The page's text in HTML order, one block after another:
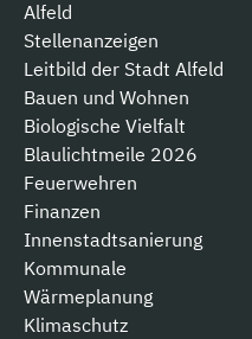
Alfeld
Stellenanzeigen
Leitbild der Stadt Alfeld
Bauen und Wohnen
Biologische Vielfalt
Blaulichtmeile 2026
Feuerwehren
Finanzen
Innenstadtsanierung
Kommunale
Wärmeplanung
Klimaschutz